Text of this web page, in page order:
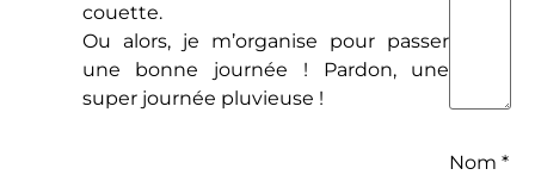
couette.
Ou alors, je m’organise pour passer
une bonne journée ! Pardon, une
super journée pluvieuse !
Nom*